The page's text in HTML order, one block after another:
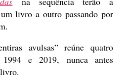
livro a outro passando por
avulsas” reúne quatro
e 2019, nunca antes